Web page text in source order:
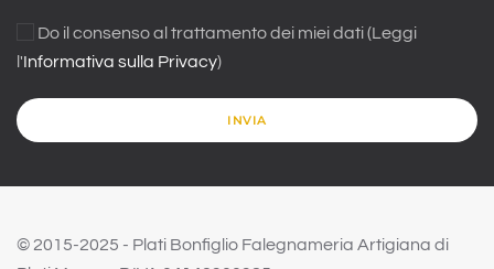
Do il consenso al trattamento dei miei dati (Leggi
l'Informativa sulla Privacy)
INVIA
© 2015-2025 - Plati Bonfiglio Falegnameria Artigiana di